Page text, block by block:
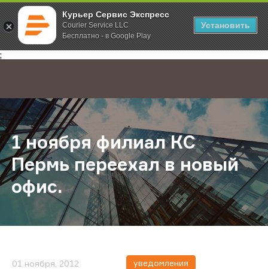
Курьер Сервис Экспресс
Courier Service LLC
Бесплатно - в Google Play
Установить
;
Главная О компании Новости 1 ноября филиал КС Пермь
1 ноября филиал КС
Пермь переехал в новый
офис.
01 ноября, 2012 уведомления